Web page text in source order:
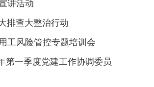
讲活动
排查大整治行动
工风险管控专题培训会
第一季度党建工作协调委员